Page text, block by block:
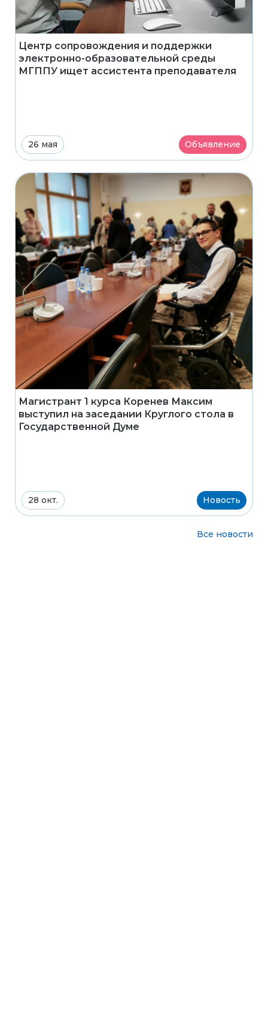
Центр сопровождения и поддержки
электронно-образовательной среды
МГППУ ищет ассистента преподавателя
26 мая Объявление
Магистрант 1 курса Коренев Максим
выступил на заседании Круглого стола в
Государственной Думе
28 окт. Новость
Все новости